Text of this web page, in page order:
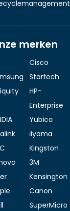
merken
Cisco
Startech
HP-
Enterprise
Yubico
iiyama
Kingston
3M
Kensington
Canon
SuperMicro